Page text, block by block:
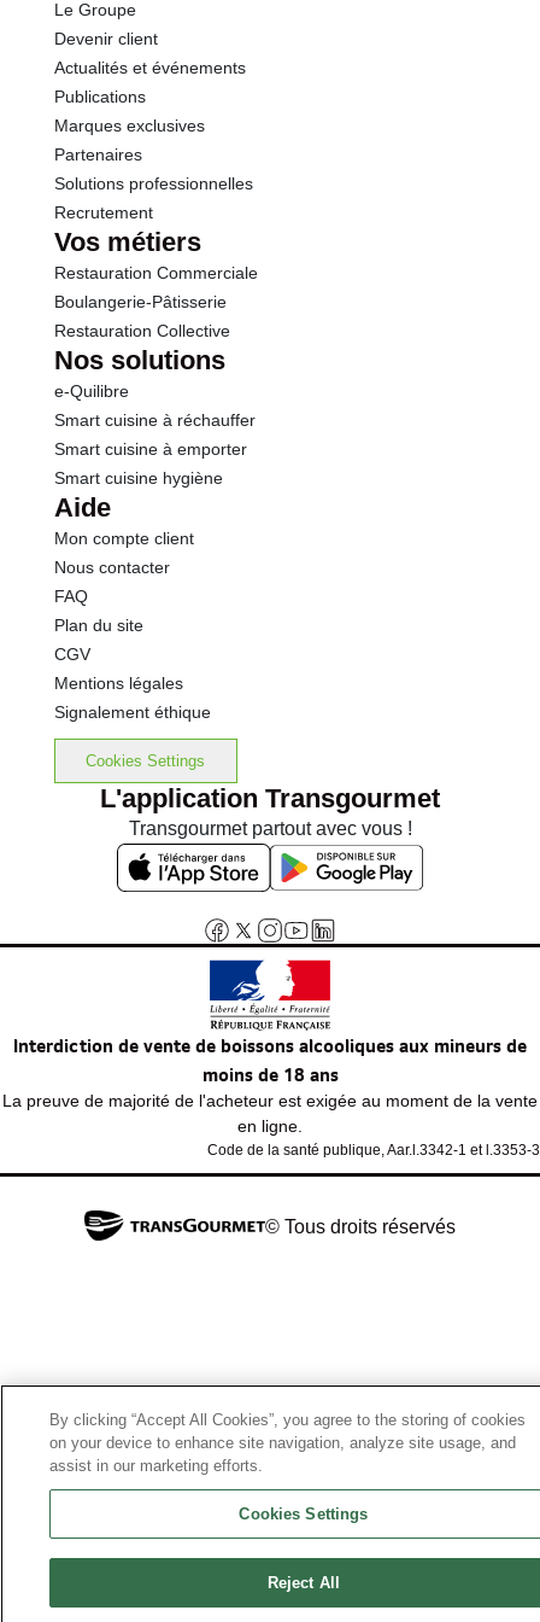
Protéines
Sel
Le Groupe
Devenir client
Actualités et événements
Publications
Marques exclusives
Partenaires
Solutions professionnelles
Recrutement
Vos métiers
Restauration Commerciale
Boulangerie-Pâtisserie
Restauration Collective
Nos solutions
e-Quilibre
Smart cuisine à réchauffer
Smart cuisine à emporter
Smart cuisine hygiène
Aide
Mon compte client
Nous contacter
FAQ
Plan du site
CGV
Mentions légales
Signalement éthique
Cookies Settings
L'application Transgourmet
Transgourmet partout avec vous !
Interdiction de vente de boissons alcooliques aux mineurs de
moins de 18 ans
La preuve de majorité de l'acheteur est exigée au moment de la vente
en ligne.
Code de la santé publique, Aar.l.3342-1 et l.3353-3
© Tous droits réservés
By clicking “Accept All Cookies”, you agree to the storing of cookies
on your device to enhance site navigation, analyze site usage, and
assist in our marketing efforts.
Cookies Settings
Reject All